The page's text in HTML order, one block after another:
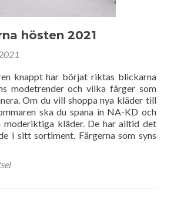
hösten 2021
knappt har börjat riktas blickarna
modetrender och vilka färger som
Om du vill shoppa nya kläder till
ska du spana in NA-KD och
moderiktiga kläder. De har alltid det
i sitt sortiment. Färgerna som syns